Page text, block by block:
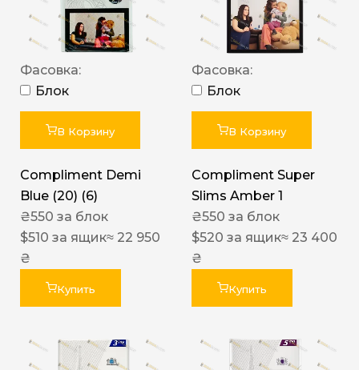
Фасовка:
Блок
В Корзину
Compliment Demi
Blue (20) (6)
₴550 за блок
$510 за ящик≈ 22 950
₴
Купить
Фасовка:
Блок
В Корзину
Compliment Super
Slims Amber 1
₴550 за блок
$520 за ящик≈ 23 400
₴
Купить